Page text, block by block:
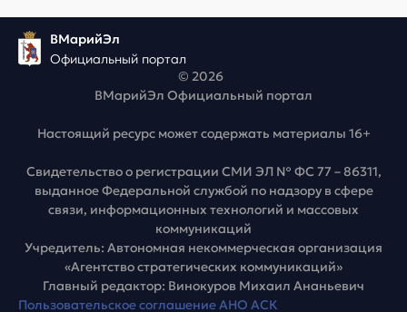
ВМарийЭл
Официальный портал
© 2026
ВМарийЭл Официальный портал
Настоящий ресурс может содержать материалы 16+
Свидетельство о регистрации СМИ ЭЛ № ФС 77 – 86311,
выданное Федеральной службой по надзору в сфере
связи, информационных технологий и массовых
коммуникаций
Учредитель: Автономная некоммерческая организация
«Агентство стратегических коммуникаций»
Главный редактор: Винокуров Михаил Ананьевич
Пользовательское соглашение АНО АСК